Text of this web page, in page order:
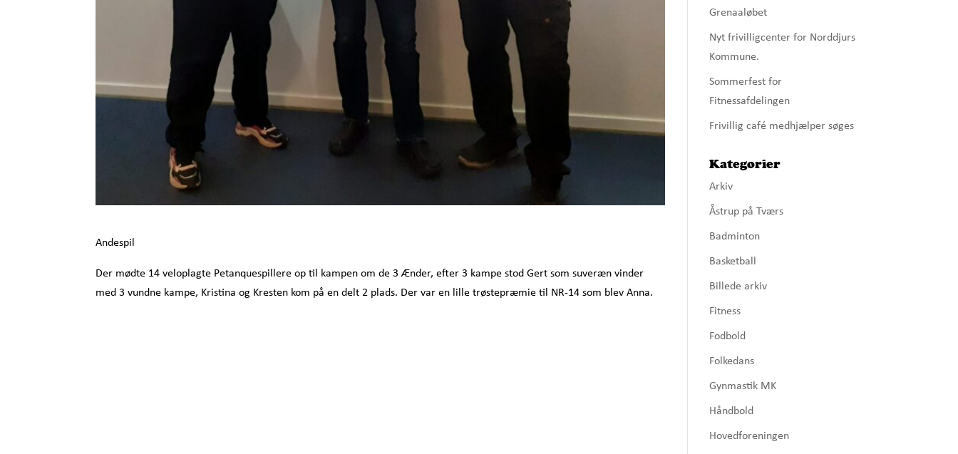
Andespil
Der mødte 14 veloplagte Petanquespillere op til kampen om de 3 Ænder, efter 3 kampe stod Gert som suveræn vinder
med 3 vundne kampe, Kristina og Kresten kom på en delt 2 plads. Der var en lille trøstepræmie til NR-14 som blev Anna.
Grenaaløbet
Nyt frivilligcenter for Norddjurs
Kommune.
Sommerfest for
Fitnessafdelingen
Frivillig café medhjælper søges
Kategorier
Arkiv
Åstrup på Tværs
Badminton
Basketball
Billede arkiv
Fitness
Fodbold
Folkedans
Gynmastik MK
Håndbold
Hovedforeningen